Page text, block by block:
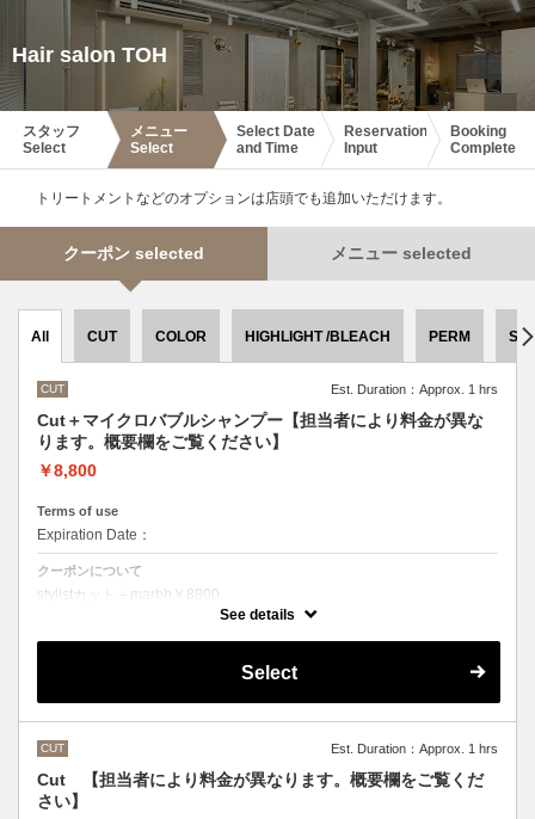
Hair salon TOH
スタッフ
Select
メニュー
Select
Select Date
and Time
Reservation
Input
Booking
Complete
トリートメントなどのオプションは店頭でも追加いただけます。
クーポン selected メニュー selected
All CUT COLOR HIGHLIGHT /BLEACH PERM
CUT Est. Duration：Approx. 1 hrs
Cut＋マイクロバブルシャンプー【担当者により料金が異な
ります。概要欄をご覧ください】
￥8,800
Terms of use
Expiration Date：
クーポンについて
stylistカット＋marbb￥8800
クバ指名カット＋marbb￥9350
シャンプースタイリング代が含まれております。
See details
Select
CUT Est. Duration：Approx. 1 hrs
Cut 【担当者により料金が異なります。概要欄をご覧くだ
さい】